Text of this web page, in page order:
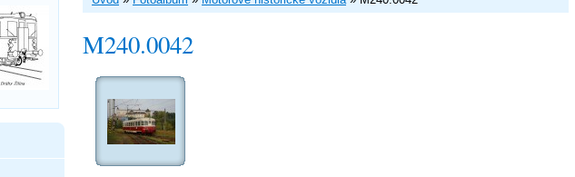
M240.0042